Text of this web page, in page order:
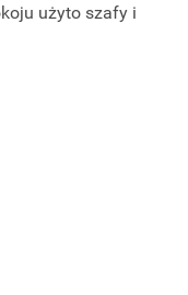
użyto szafy i